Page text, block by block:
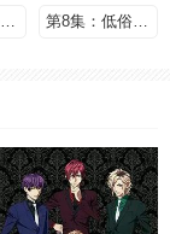
第7集：低俗怪谈 第一季 第8集：低俗怪谈 第一季